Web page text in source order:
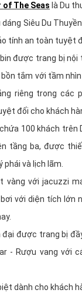
of The Seas là Du
Siêu Du
tính an toàn tuyệt
được trang bị
tắm với tầm
riêng trong các
đối cho khách
100 khách trên
tầng ba, được
phái và lịch lãm.
vàng với jacuzzi
với diện tích lớn
đại được trang bị
- Rượu vang với
dành cho khách